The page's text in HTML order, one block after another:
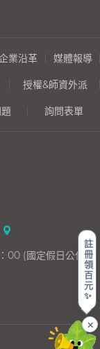
註
冊
領
百
元
✨
✕
業沿革 媒體報導
授權&師資外派
詢問表單
00 (國定假日公休)